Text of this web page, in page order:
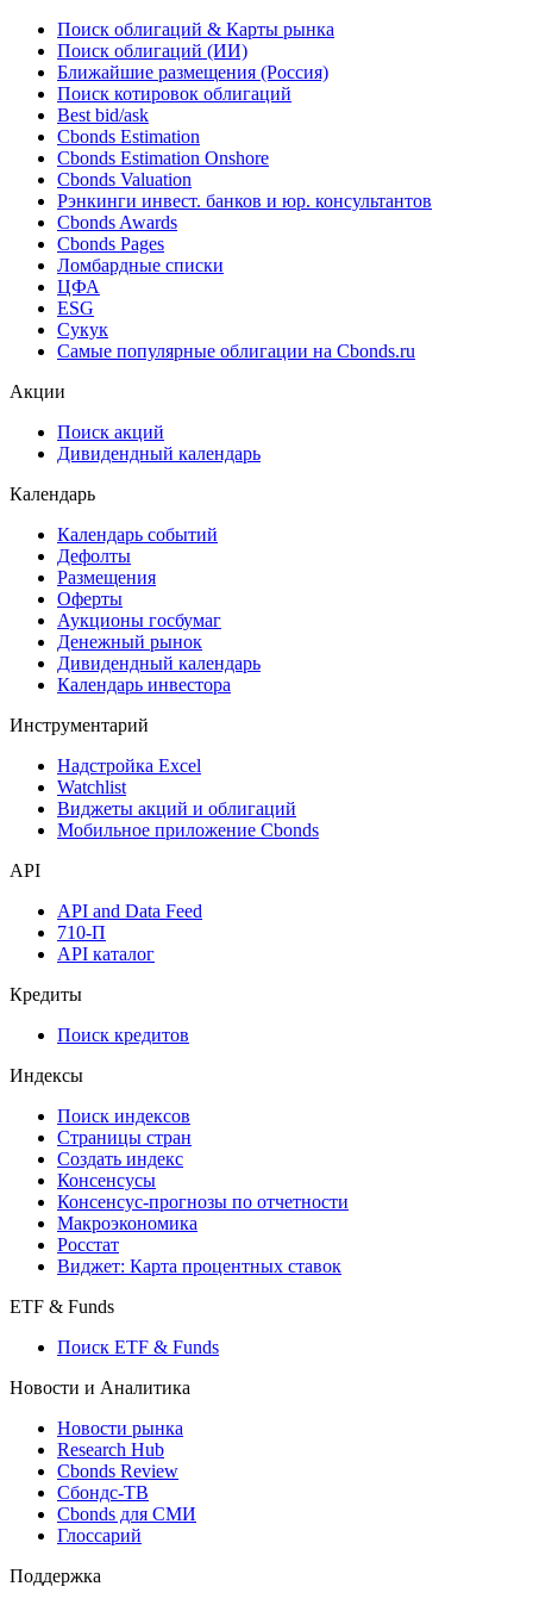
Поиск облигаций & Карты рынка
Поиск облигаций (ИИ)
Ближайшие размещения (Россия)
Поиск котировок облигаций
Best bid/ask
Cbonds Estimation
Cbonds Estimation Onshore
Cbonds Valuation
Рэнкинги инвест. банков и юр. консультантов
Cbonds Awards
Cbonds Pages
Ломбардные списки
ЦФА
ESG
Сукук
Самые популярные облигации на Cbonds.ru
Акции
Поиск акций
Дивидендный календарь
Календарь
Календарь событий
Дефолты
Размещения
Оферты
Аукционы госбумаг
Денежный рынок
Дивидендный календарь
Календарь инвестора
Инструментарий
Надстройка Excel
Watchlist
Виджеты акций и облигаций
Мобильное приложение Cbonds
API
API and Data Feed
710-П
API каталог
Кредиты
Поиск кредитов
Индексы
Поиск индексов
Страницы стран
Создать индекс
Консенсусы
Консенсус-прогнозы по отчетности
Макроэкономика
Росстат
Виджет: Карта процентных ставок
ETF & Funds
Поиск ETF & Funds
Новости и Аналитика
Новости рынка
Research Hub
Cbonds Review
Сбондс-ТВ
Cbonds для СМИ
Глоссарий
Поддержка